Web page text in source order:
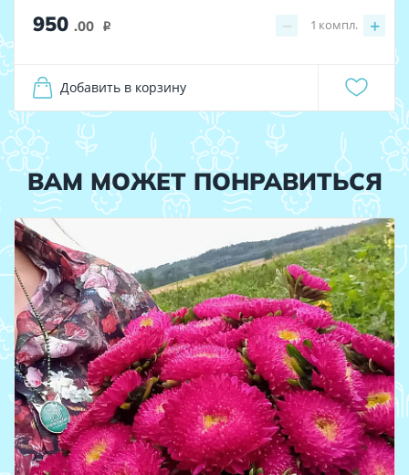
950 .00 i − +
1 компл.
Добавить в корзину
ВАМ МОЖЕТ ПОНРАВИТЬСЯ